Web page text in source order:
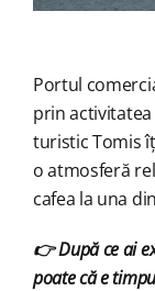
Portul
prin
turistic Tomis
o atmosferă
cafea la una
👉 După ce ai
poate că e